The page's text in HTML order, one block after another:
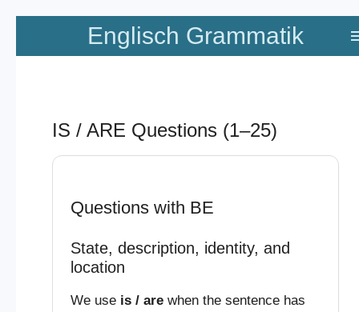
Zum
springen
Englisch Grammatik
IS / ARE Questions (1–25)
Questions with BE
State, description, identity, and
location
We use is / arewhen the sentence has